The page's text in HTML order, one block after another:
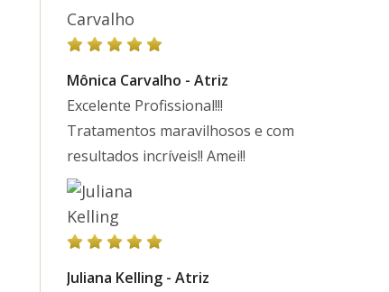
Mônica Carvalho - Atriz
Excelente Profissional!!!
Tratamentos maravilhosos e com
resultados incríveis!! Amei!!
Juliana Kelling - Atriz